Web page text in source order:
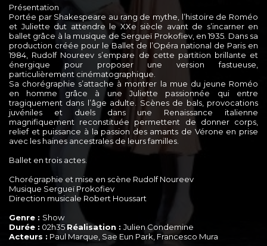
Présentation
Portée par Shakespeare au rang de mythe, l’histoire de Roméo
et Juliette dut attendre le XXe siècle avant de s’incarner en
ballet grâce à la musique de Sergueï Prokofiev, en 1935. Dans sa
production créée pour le Ballet de l’Opéra national de Paris en
1984, Rudolf Noureev s’empare de cette partition brillante et
énergique pour proposer une version fastueuse,
particulièrement cinématographique.
Sa chorégraphie s’attache à montrer la mue du jeune Roméo
en homme grâce à une Juliette passionnée qui entre
tragiquement dans l’âge adulte. Scènes de bals, provocations
juvéniles et duels dans une Renaissance italienne
magnifiquement reconstituée permettent de donner corps,
relief et puissance à la passion des amants de Vérone en prise
avec les haines ancestrales de leurs familles.
Ballet en trois actes.
Chorégraphie et mise en scène Rudolf Noureev
Musique Sergueï Prokofiev
Direction musicale Robert Houssart
Genre : Show
Durée : 02h35 Réalisation : Julien Condemine
Acteurs : Paul Marque, Sae Eun Park, Francesco Mura